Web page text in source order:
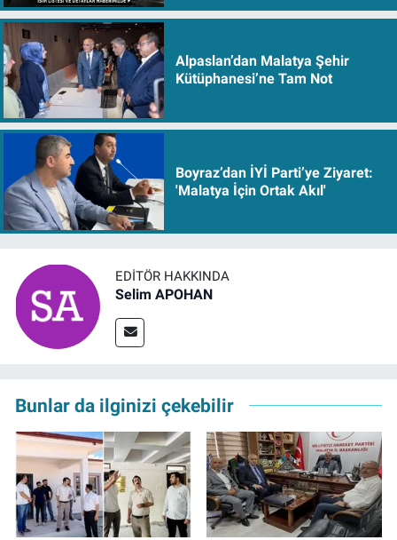
Alpaslan’dan Malatya Şehir
Kütüphanesi’ne Tam Not
Boyraz’dan İYİ Parti’ye Ziyaret:
'Malatya İçin Ortak Akıl'
EDITÖR HAKKINDA
Selim APOHAN
Bunlar da ilginizi çekebilir